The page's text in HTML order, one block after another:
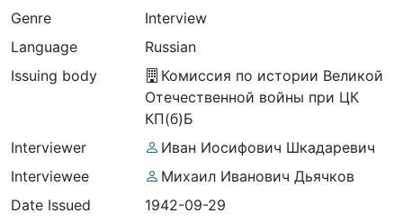
Genre
Interview
Language
Russian
Issuing body
Комиссия по истории Великой
Отечественной войны при ЦК
КП(б)Б
Interviewer
Иван Иосифович Шкадаревич
Interviewee
Михаил Иванович Дьячков
Date Issued
1942-09-29